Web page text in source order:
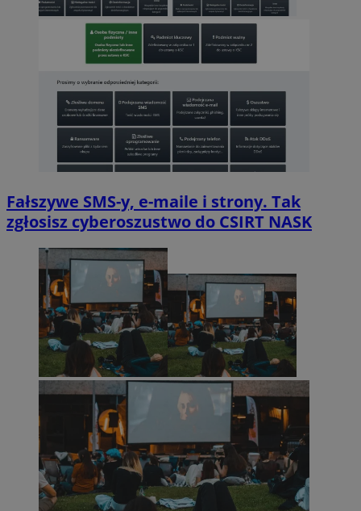
Fałszywe SMS-y, e-maile i strony. Tak
zgłosisz cyberoszustwo do CSIRT NASK